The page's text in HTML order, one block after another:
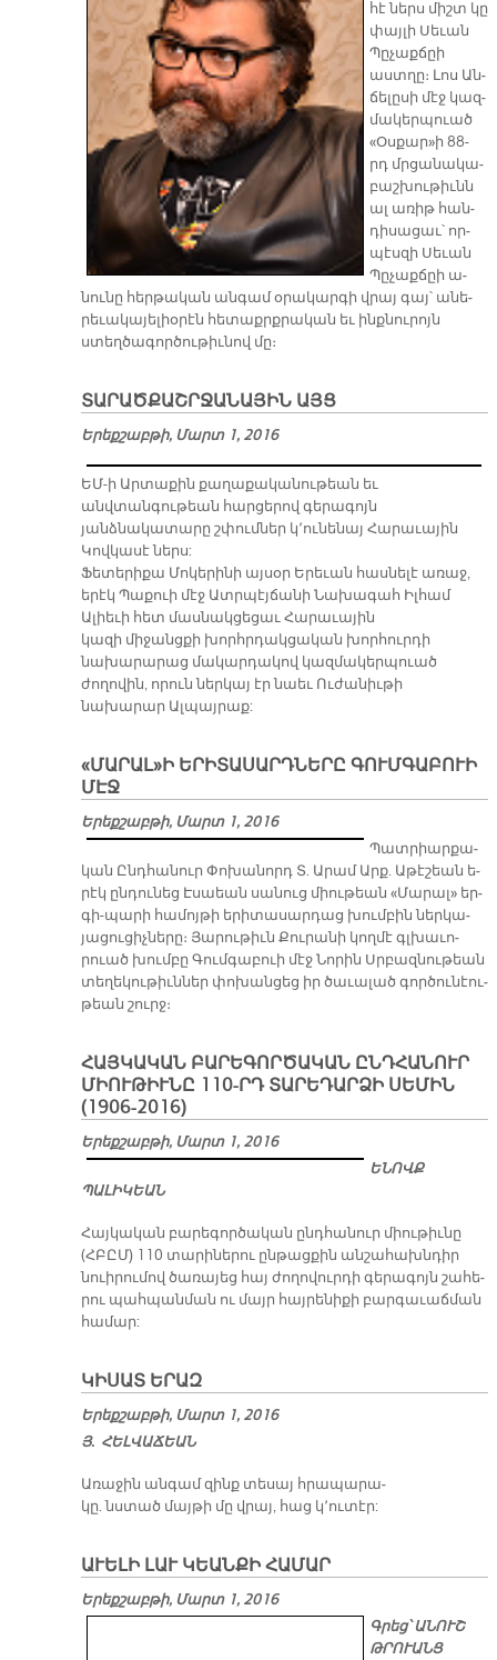
հէ ներս միշտ կը
փայ­լի Սե­ւան
Պը­չաք­ճըի
աստ­ղը։ Լոս Ան­
ճե­լը­սի մէջ կազ­
մա­կեր­պուած
«Օս­քար»ի 88-
րդ մր­ցա­նա­կա­
բաշ­խու­թիւնն
ալ ա­ռիթ հան­
դի­սա­ցաւ՝ որ­
պէս­զի Սե­ւան
Պը­չաք­ճըի ա­
նու­նը հեր­թա­կան ան­գամ օ­րա­կար­գի վրայ գայ՝ ա­նե­
րե­ւա­կա­յե­լիօ­րէն հե­տաքրք­րա­կան եւ ինք­նու­րոյն
ստեղ­ծա­գոր­ծու­թիւ­նով մը։
ՏԱՐԱԾՔԱՇՐՋԱՆԱՅԻՆ ԱՅՑ
Երեքշաբթի, Մարտ 1, 2016
ԵՄ-ի Արտաքին քաղաքականութեան եւ
անվտանգութեան հարցերով գերագոյն
յանձնակատարը շփումներ կ՚ունենայ Հարաւային
Կովկասէ ներս:
Ֆետերիքա Մոկերինի այսօր Երեւան հասնելէ առաջ,
երէկ Պաքուի մէջ Ատրպէյճանի Նախագահ Իլհամ
Ալիեւի հետ մասնակցեցաւ Հարաւային
կազի միջանցքի խորհրդակցական խորհուրդի
նախարարաց մակարդակով կազմակերպուած
ժողովին, որուն ներկայ էր նաեւ Ուժանիւթի
նախարար Ալպայրաք:
«ՄԱՐԱԼ»Ի ԵՐԻՏԱՍԱՐԴՆԵՐԸ ԳՈՒՄԳԱԲՈՒԻ
ՄԷՋ
Երեքշաբթի, Մարտ 1, 2016
Պատ­րիար­քա­
կան Ընդ­հա­նուր Փո­խա­նորդ Տ. Ա­րամ Արք. Ա­թէ­շեան ե­
րէկ ըն­դու­նեց Է­սաեան սա­նուց միու­թեան «Մա­րալ» եր­
գի-պա­րի հա­մոյ­թի ե­րի­տա­սար­դաց խում­բին ներ­կա­
յա­ցու­ցիչ­նե­րը։ Յա­րու­թիւն Քու­րա­նի կող­մէ գլխա­ւո­
րուած խում­բը Գում­գա­բուի մէջ Նո­րին Սրբազ­նու­թեան
տե­ղե­կու­թիւն­ներ փո­խան­ցեց իր ծա­ւա­լած գոր­ծու­նէու­
թեան շուրջ։
ՀԱՅԿԱԿԱՆ ԲԱՐԵԳՈՐԾԱԿԱՆ ԸՆԴՀԱՆՈՒՐ
ՄԻՈՒԹԻՒՆԸ 110-ՐԴ ՏԱՐԵԴԱՐՁԻ ՍԵՄԻՆ
(1906-2016)
Երեքշաբթի, Մարտ 1, 2016
ԵՆՈՎՔ
ՊԱԼԻԿԵԱՆ
​
Հայ­կա­կան բա­րե­գոր­ծա­կան ընդ­հա­նուր միու­թիւ­նը
(ՀԲԸՄ) 110 տա­րի­նե­րու ըն­թաց­քին ան­շա­հախն­դիր
նուի­րու­մով ծա­ռա­յեց հայ ժո­ղո­վուր­դի գե­րա­գոյն շա­հե­
րու պահ­պան­ման ու մայր հայ­րե­նի­քի բար­գա­ւաճ­ման
հա­մար:
ԿԻՍԱՏ ԵՐԱԶ
Երեքշաբթի, Մարտ 1, 2016
Յ. ՀԵԼ­ՎԱ­ՃԵԱՆ
Ա­ռա­ջին ան­գամ զինք տե­սայ հրա­պա­րա­
կը. նստած մայ­թի մը վրայ, հաց կ՚ու­տէր:
ԱՒԵԼԻ ԼԱՒ ԿԵԱՆՔԻ ՀԱՄԱՐ
Երեքշաբթի, Մարտ 1, 2016
​Գրեց՝ ԱՆՈՒՇ
ԹՐՈՒԱՆՑ